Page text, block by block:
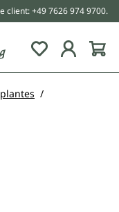
client: +49 7626 974 9700.